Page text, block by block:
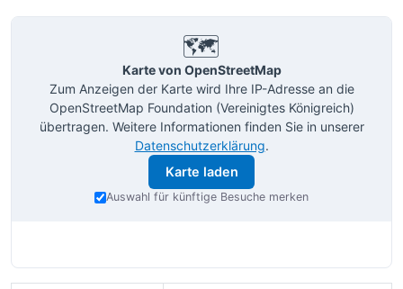
🗺️
Karte von OpenStreetMap
Zum Anzeigen der Karte wird Ihre IP-Adresse an die
OpenStreetMap Foundation (Vereinigtes Königreich)
übertragen. Weitere Informationen finden Sie in unserer
Datenschutzerklärung.
Karte laden
Auswahl für künftige Besuche merken